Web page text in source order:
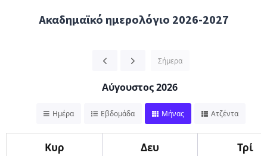
Ακαδημαϊκό ημερολόγιο 2026-2027
Σήμερα
Αύγουστος 2026
Ημέρα Εβδομάδα Μήνας Ατζέντα
Κυρ Δευ
Τρί